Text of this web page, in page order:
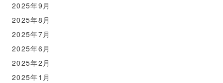
2025年9月
2025年8月
2025年7月
2025年6月
2025年2月
2025年1月